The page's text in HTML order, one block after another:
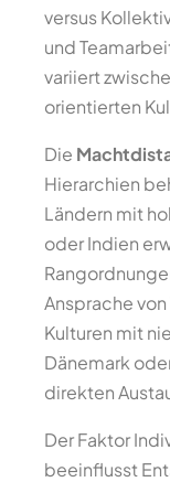
versus
und
variiert
orientierten
Die
Hierarchien
Ländern mit
oder Indien
Ansprache
Kulturen mit
Dänemark
direkten
Der Faktor
beeinflusst